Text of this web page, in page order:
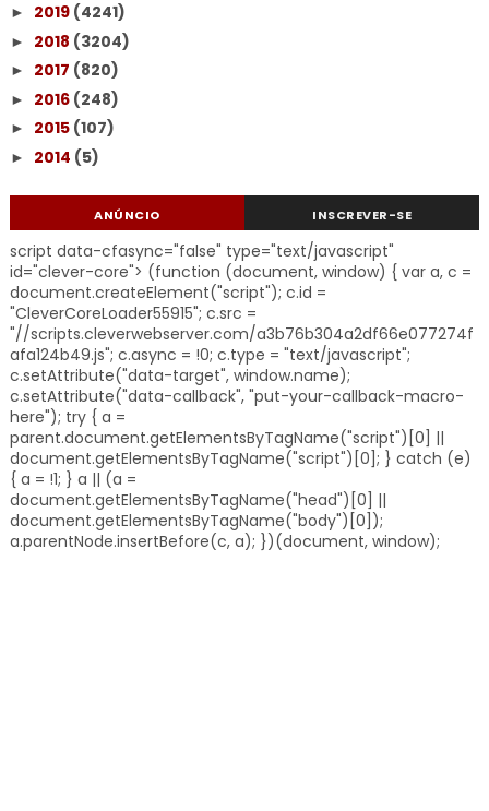
► 2019 (4241)
► 2018 (3204)
► 2017 (820)
► 2016 (248)
► 2015 (107)
► 2014 (5)
ANÚNCIO INSCREVER-SE
script data-cfasync="false" type="text/javascript"
id="clever-core"> (function (document, window) { var a, c =
document.createElement("script"); c.id =
"CleverCoreLoader55915"; c.src =
"//scripts.cleverwebserver.com/a3b76b304a2df66e077274f
afa124b49.js"; c.async = !0; c.type = "text/javascript";
c.setAttribute("data-target", window.name);
c.setAttribute("data-callback", "put-your-callback-macro-
here"); try { a =
parent.document.getElementsByTagName("script")[0] ||
document.getElementsByTagName("script")[0]; } catch (e)
{ a = !1; } a || (a =
document.getElementsByTagName("head")[0] ||
document.getElementsByTagName("body")[0]);
a.parentNode.insertBefore(c, a); })(document, window);